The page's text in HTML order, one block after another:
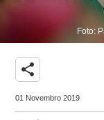
Foto:
share
01 Novembro 2019